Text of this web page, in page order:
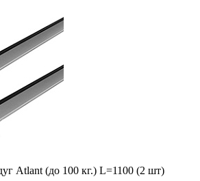
Atlant (до 100 кг.) L=1100 (2 шт)